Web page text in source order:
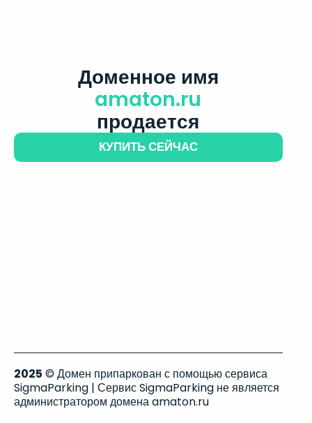
Доменное имя
amaton.ru
продается
КУПИТЬ СЕЙЧАС
2025 © Домен припаркован с помощью сервиса
SigmaParking | Сервис SigmaParking не является
администратором домена amaton.ru